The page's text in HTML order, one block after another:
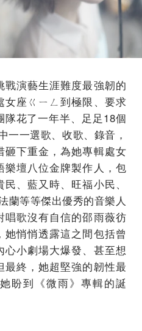
演藝生涯難度最強韌的
女座ㄍㄧㄥ到極限、要求
花了一年半、足足18個
一一選歌、收歌、錄音，
砸下重金，為她專輯處女
樂壇八位金牌製作人，包
、藍又時、旺福小民、
蘭等等傑出優秀的音樂人
唱歌沒有自信的邵雨薇彷
悄悄透露這之間包括曾
心小劇場大爆發、甚至想
終，她超堅強的韌性最
盼到《微雨》專輯的誕